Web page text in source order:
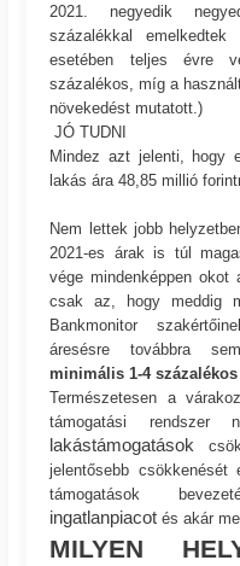
2021. negyedik
százalékkal
esetében teljes évre
százalékos, míg a
növekedést mutatott.)
JÓ TUDNI
Mindez azt jelenti, hogy
lakás ára 48,85 millió
Nem lettek jobb
2021-es árak is túl
vége mindenképpen okot
csak az, hogy meddig
Bankmonitor
áresésre továbbra
minimális 1-4
Természetesen a
támogatási
lakástámogatások
jelentősebb csökkenését
támogatások
ingatlanpiacot és akár
MILYEN